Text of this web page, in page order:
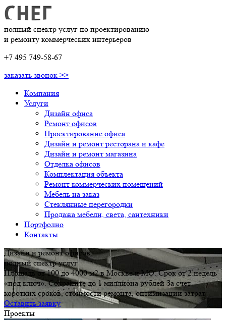
полный спектр услуг по проектированию
и ремонту коммерческих интерьеров
+7 495 749-58-67
заказать звонок >>
Компания
Услуги
Дизайн офиса
Ремонт офисов
Проектирование офиса
Дизайн и ремонт ресторана и кафе
Дизайн и ремонт магазина
Отделка офисов
Комплектация объекта
Ремонт коммерческих помещений
Мебель на заказ
Стеклянные перегородки
Продажа мебели, света, сантехники
Портфолио
Контакты
Дизайн и ремонт офисов:
полный спектр услуг
Площадь от 100 до 4000 м2 в Москве и МО. Срок от 2 недель
«под ключ». Сохраните до 1 миллиона рублей За счет
коротких сроков, стоимости ремонта, оптимизации затрат
Оставить заявку
Проекты